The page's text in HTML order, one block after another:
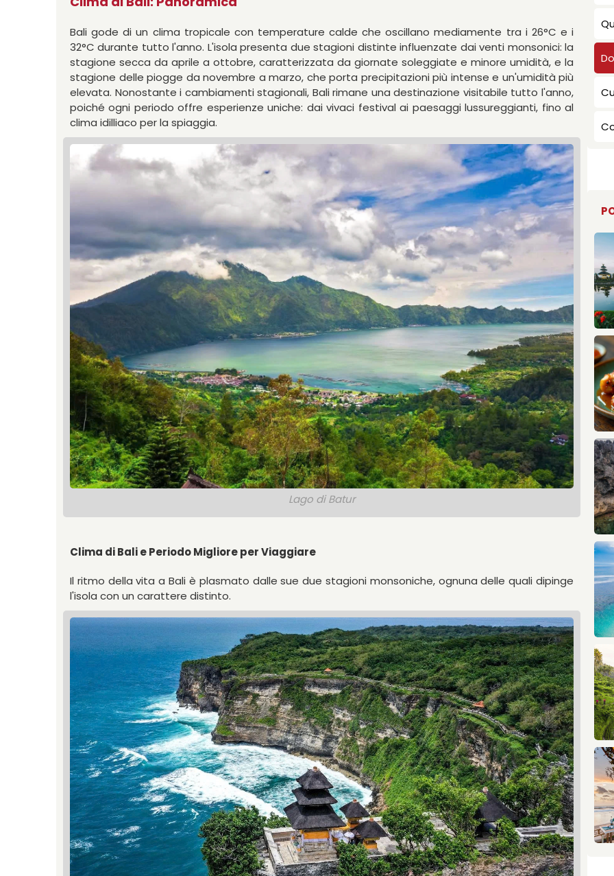
CHI SIAMO
Bali gode di un clima tropicale con temperature calde che oscillano mediamente tra i 26°C e i
32°C durante tutto l'anno. L'isola presenta due stagioni distinte influenzate dai venti monsonici: la
stagione secca da aprile a ottobre, caratterizzata da giornate soleggiate e minore umidità, e la
stagione delle piogge da novembre a marzo, che porta precipitazioni più intense e un'umidità più
elevata. Nonostante i cambiamenti stagionali, Bali rimane una destinazione visitabile tutto l'anno,
poiché ogni periodo offre esperienze uniche: dai vivaci festival ai paesaggi lussureggianti, fino al
clima idilliaco per la spiaggia.
Lago di Batur
Clima di Bali e Periodo Migliore per Viaggiare
Il ritmo della vita a Bali è plasmato dalle sue due stagioni monsoniche, ognuna delle quali dipinge
l'isola con un carattere distinto.